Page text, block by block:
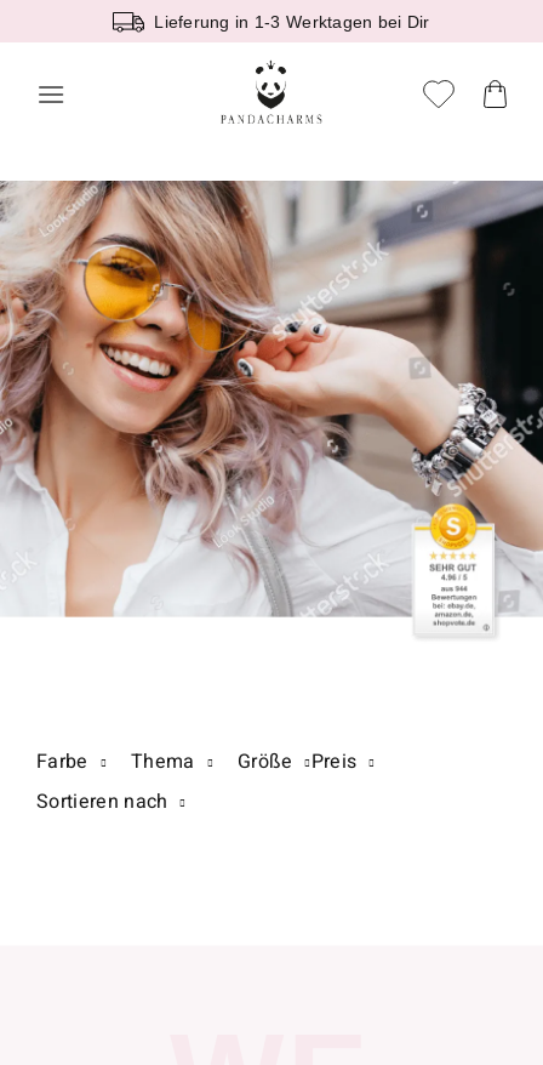
Inhalt
Lieferung in 1-3 Werktagen bei Dir
Farbe Thema Größe
Preis
Sortieren nach